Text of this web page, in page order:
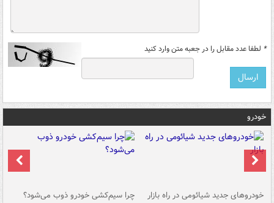
* لطفا عدد مقابل را در جعبه متن وارد کنید
خودرو
خودروهای جدید شیائومی در راه بازار چرا سیم‌کشی خودرو ذوب می‌شود؟